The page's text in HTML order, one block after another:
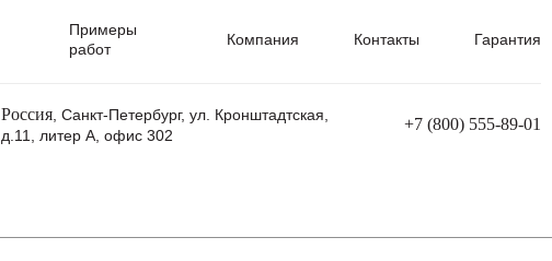
Примеры
работ
Компания Контакты Гарантия
Россия, Санкт-Петербург, ул. Кронштадтская,
д.11, литер А, офис 302
+7 (800) 555-89-01